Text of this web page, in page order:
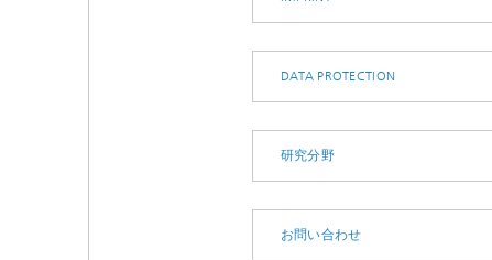
DATA PROTECTION
研究分野
お問い合わせ